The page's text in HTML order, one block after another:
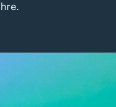
hre.